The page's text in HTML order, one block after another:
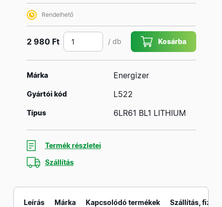
Rendelhető
2 980 Ft / db Kosárba
Márka Energizer
Gyártói kód L522
Típus 6LR61 BL1 LITHIUM
Termék részletei
Szállítás
Leírás Márka Kapcsolódó termékek Szállítás,